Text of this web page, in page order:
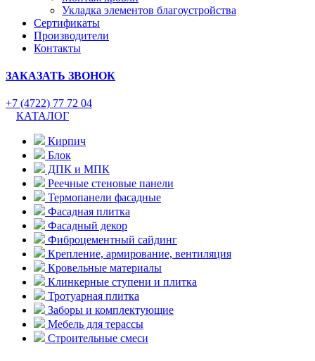
Укладка элементов благоустройства
Сертификаты
Производители
Контакты
ЗАКАЗАТЬ ЗВОНОК
+7 (4722) 77 72 04
КАТАЛОГ
Кирпич
Блок
ДПК и МПК
Реечные стеновые панели
Термопанели фасадные
Фасадная плитка
Фасадный декор
Фиброцементный сайдинг
Крепление, армирование, вентиляция
Кровельные материалы
Клинкерные ступени и плитка
Тротуарная плитка
Заборы и комплектующие
Мебель для терассы
Строительные смеси